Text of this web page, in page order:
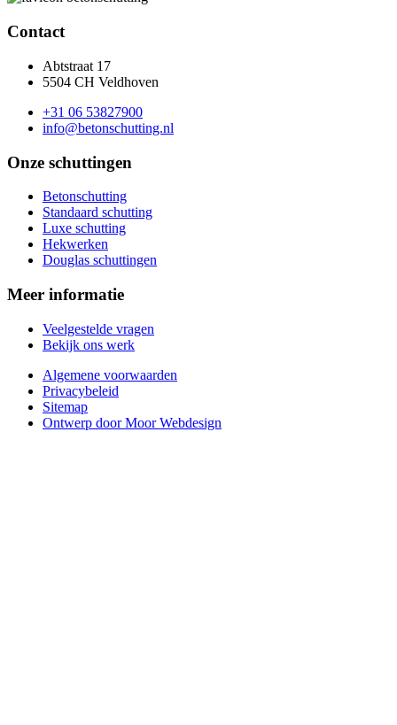
Contact
Abtstraat 17
5504 CH Veldhoven
+31 06 53827900
info@betonschutting.nl
Onze schuttingen
Betonschutting
Standaard schutting
Luxe schutting
Hekwerken
Douglas schuttingen
Meer informatie
Veelgestelde vragen
Bekijk ons werk
Algemene voorwaarden
Privacybeleid
Sitemap
Ontwerp door Moor Webdesign